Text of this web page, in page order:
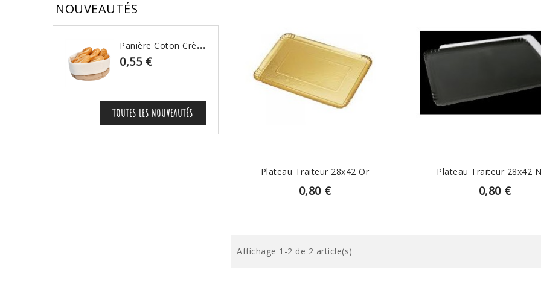
NOUVEAUTÉS
P
Anière Coton Crème & Beige
0,55 €
TOUTES LES NOUVEAUTÉS
EN SAVOIR PLUS
Plateau Traiteur 28x42 Or
0,80 €
Plateau Traiteur 28x42
0,80 €
Affichage 1-2 de 2 article(s)